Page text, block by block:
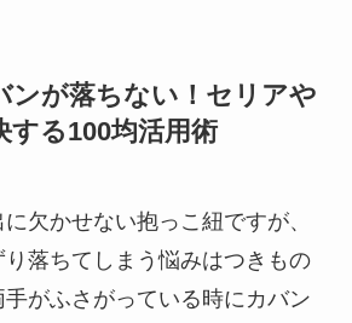
ンが落ちない！セリアや
する100均活用術
欠かせない抱っこ紐ですが、
落ちてしまう悩みはつきもの
がふさがっている時にカバン